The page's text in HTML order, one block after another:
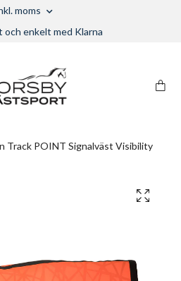
moms
enkelt med Klarna
Track POINT Signalväst Visibility